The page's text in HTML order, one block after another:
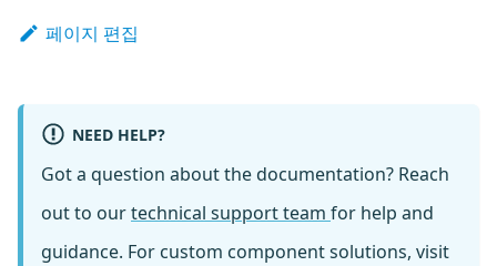
페이지 편집
NEED HELP?
Got a question about the documentation? Reach
out to ourtechnical support team for help and
guidance. For custom component solutions, visit